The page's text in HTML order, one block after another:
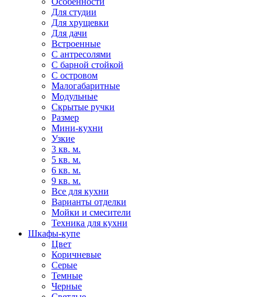
Для студии
Для хрущевки
Для дачи
Встроенные
С антресолями
С барной стойкой
С островом
Малогабаритные
Модульные
Скрытые ручки
Размер
Мини-кухни
Узкие
3 кв. м.
5 кв. м.
6 кв. м.
9 кв. м.
Все для кухни
Варианты отделки
Мойки и смесители
Техника для кухни
Шкафы-купе
Цвет
Коричневые
Серые
Темные
Черные